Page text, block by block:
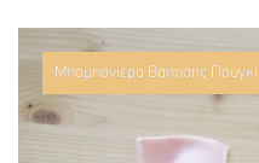
Μπομπονιέρα Βάπτισης